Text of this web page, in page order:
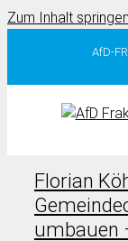
Zum Inhalt springen
AfD-
Florian
umbauen